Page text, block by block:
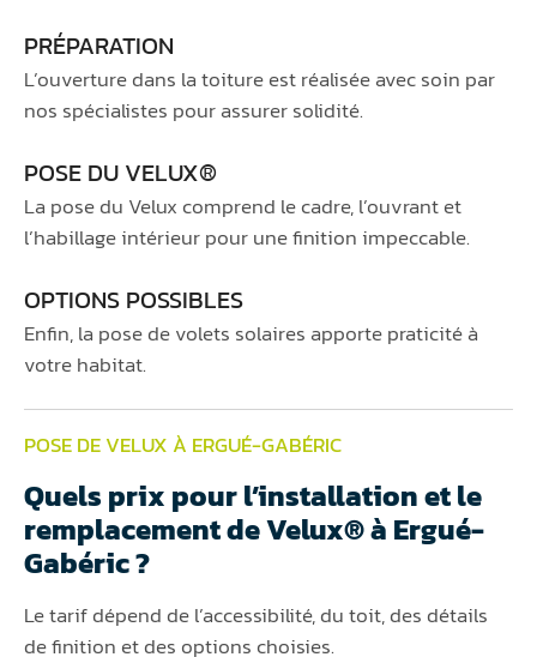
PRÉPARATION
L’ouverture dans la toiture est réalisée avec soin par
nos spécialistes pour assurer solidité.
POSE DU VELUX®
La pose du Velux comprend le cadre, l’ouvrant et
l’habillage intérieur pour une finition impeccable.
OPTIONS POSSIBLES
Enfin, la pose de volets solaires apporte praticité à
votre habitat.
POSE DE VELUX À ERGUÉ-GABÉRIC
Quels prix pour l’installation et le
remplacement de Velux® à Ergué-
Gabéric ?
Le tarif dépend de l’accessibilité, du toit, des détails
de finition et des options choisies.